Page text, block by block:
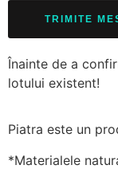
TRIMITE
Înainte de a
lotului existent!
Piatra este un
*Materialele